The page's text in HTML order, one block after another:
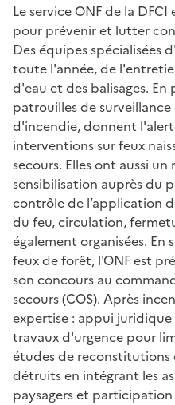
Le service ONF de la
pour prévenir et lutter
Des équipes spécialisées
toute l'année, de
d'eau et des balisages.
patrouilles de
d'incendie, donnent
interventions sur feux
secours. Elles ont aussi
sensibilisation auprès du
contrôle de l’application
du feu, circulation,
également organisées. En
feux de forêt, l'ONF est
son concours au
secours (COS). Après
expertise : appui juridique
travaux d'urgence pour
études de reconstitutions
détruits en intégrant les
paysagers et